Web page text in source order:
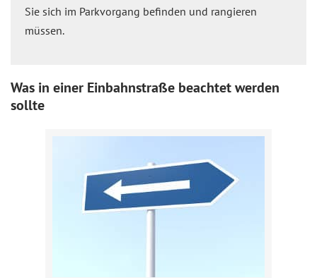
Sie sich im Parkvorgang befinden und rangieren
müssen.
Was in einer Einbahnstraße beachtet werden
sollte